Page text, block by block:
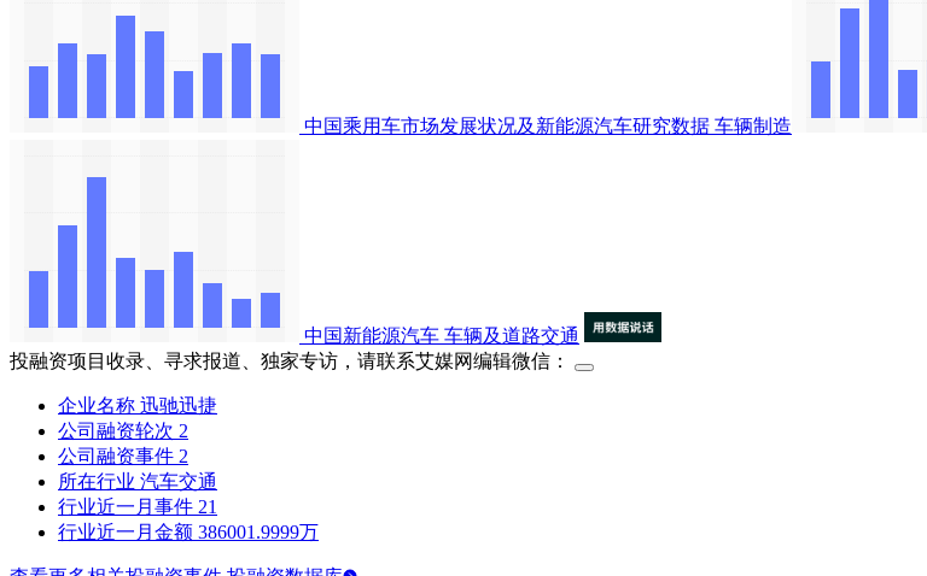
中国乘用车市场发展状况及新能源汽车研究数据 车辆制造
中国新能源汽车 车辆及道路交通
投融资项目收录、寻求报道、独家专访，请联系艾媒网编辑微信：
企业名称 迅驰迅捷
公司融资轮次 2
公司融资事件 2
所在行业 汽车交通
行业近一月事件 21
行业近一月金额 386001.9999万